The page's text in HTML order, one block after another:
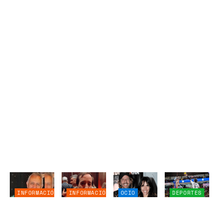
INFORMACIÓN
INFORMACIÓN
OCIO DEPORTES